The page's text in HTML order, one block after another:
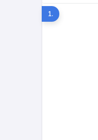
1.